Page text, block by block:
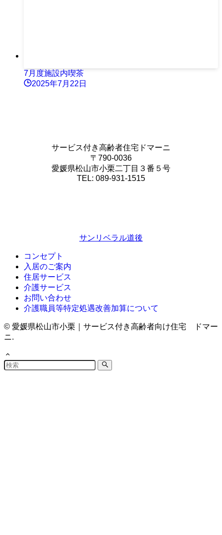
7月度施設内喫茶
2025年7月22日
サービス付き高齢者住宅ドマーニ
〒790-0036
愛媛県松山市小栗二丁目３番５号
TEL: 089-931-1515
サンリベラル道後
コンセプト
入居のご案内
住居サービス
介護サービス
お問い合わせ
介護職員等特定処遇改善加算について
© 愛媛県松山市小栗｜サービス付き高齢者向け住宅 ドマー
ニ.